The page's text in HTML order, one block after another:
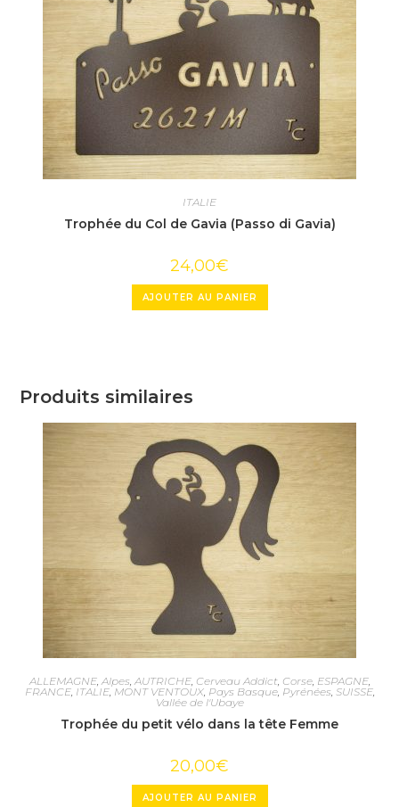
ITALIE
Trophée du Col de Gavia (Passo di Gavia)
24,00€
AJOUTER AU PANIER
Produits similaires
ALLEMAGNE, Alpes AUTRICHE, Cerveau Addict, Corse, ESPAGNE,
FRANCE, ITALIE, MONT VENTOUX, Pays Basque, Pyrénées SUISSE,
Vallée de l'Ubaye
Trophée du petit vélo dans la tête Femme
20,00€
AJOUTER AU PANIER